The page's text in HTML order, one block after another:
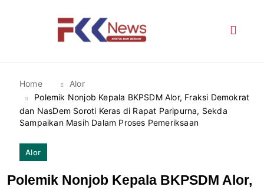
Home
Alor
Polemik Nonjob Kepala BKPSDM Alor, Fraksi Demokrat
dan NasDem Soroti Keras di Rapat Paripurna, Sekda
Sampaikan Masih Dalam Proses Pemeriksaan
Alor
Polemik Nonjob Kepala BKPSDM Alor,